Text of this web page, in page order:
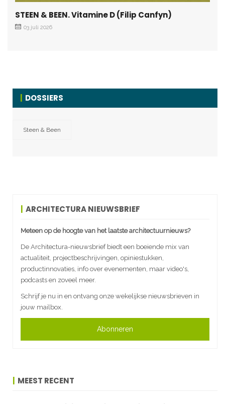
STEEN & BEEN. Vitamine D (Filip Canfyn)
03 juli 2026
DOSSIERS
Steen & Been
ARCHITECTURA NIEUWSBRIEF
Meteen op de hoogte van het laatste architectuurnieuws?
De Architectura-nieuwsbrief biedt een boeiende mix van
actualiteit, projectbeschrijvingen, opiniestukken,
productinnovaties, info over evenementen, maar video's,
podcasts en zoveel meer.
Schrijf je nu in en ontvang onze wekelijkse nieuwsbrieven in
jouw mailbox.
Abonneren
MEEST RECENT